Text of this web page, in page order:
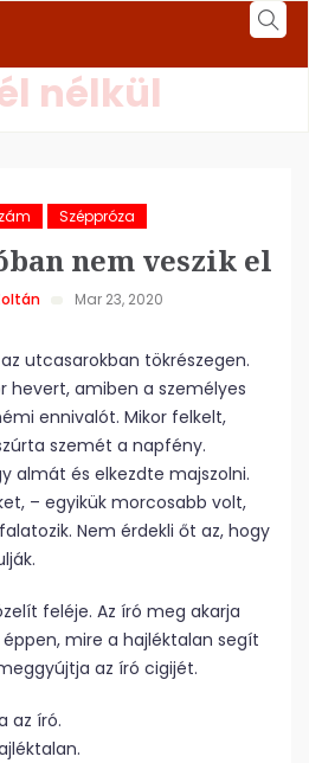
nélkül
Széppróza
nem veszik el
Mar 23, 2020
utcasarokban tökrészegen.
hevert, amiben a személyes
ennivalót. Mikor felkelt,
szemét a napfény.
almát és elkezdte majszolni.
– egyikük morcosabb volt,
Nem érdekli őt az, hogy
feléje. Az író meg akarja
mire a hajléktalan segít
az író cigijét.
az író.